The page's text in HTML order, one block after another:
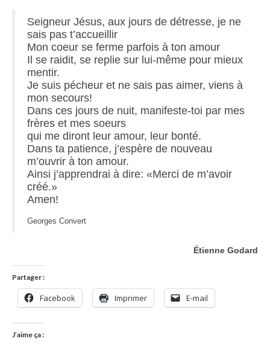
Seigneur Jésus, aux jours de détresse, je ne
sais pas t’accueillir
Mon coeur se ferme parfois à ton amour
Il se raidit, se replie sur lui-même pour mieux
mentir.
Je suis pécheur et ne sais pas aimer, viens à
mon secours!
Dans ces jours de nuit, manifeste-toi par mes
frères et mes soeurs
qui me diront leur amour, leur bonté.
Dans ta patience, j’espère de nouveau
m’ouvrir à ton amour.
Ainsi j’apprendrai à dire: «Merci de m’avoir
créé.»
Amen!
Georges Convert
Étienne Godard
Partager :
Facebook Imprimer E-mail
J’aime ça :